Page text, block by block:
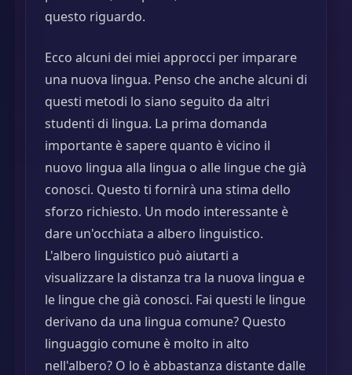
questo riguardo.
Ecco alcuni dei miei approcci per imparare
una nuova lingua. Penso che anche alcuni di
questi metodi lo siano seguito da altri
studenti di lingua. La prima domanda
importante è sapere quanto è vicino il
nuovo lingua alla lingua o alle lingue che già
conosci. Questo ti fornirà una stima dello
sforzo richiesto. Un modo interessante è
dare un'occhiata a albero linguistico.
L'albero linguistico può aiutarti a
visualizzare la distanza tra la nuova lingua e
le lingue che già conosci. Fai questi le lingue
derivano da una lingua comune? Questo
linguaggio comune è molto in alto
nell'albero? O lo è abbastanza distante dalle